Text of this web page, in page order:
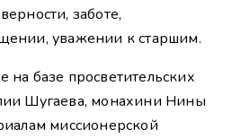
заботе,
уважении к старшим.
базе просветительских
Шугаева, монахини Нины
миссионерской